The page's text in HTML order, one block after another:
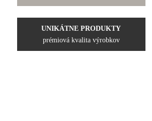
UNIKÁTNE PRODUKTY
prémiová kvalita výrobkov